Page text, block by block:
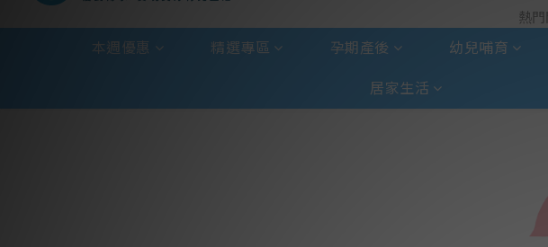
熱門
本週優惠 精選專區 孕期產後 幼兒哺育
居家生活